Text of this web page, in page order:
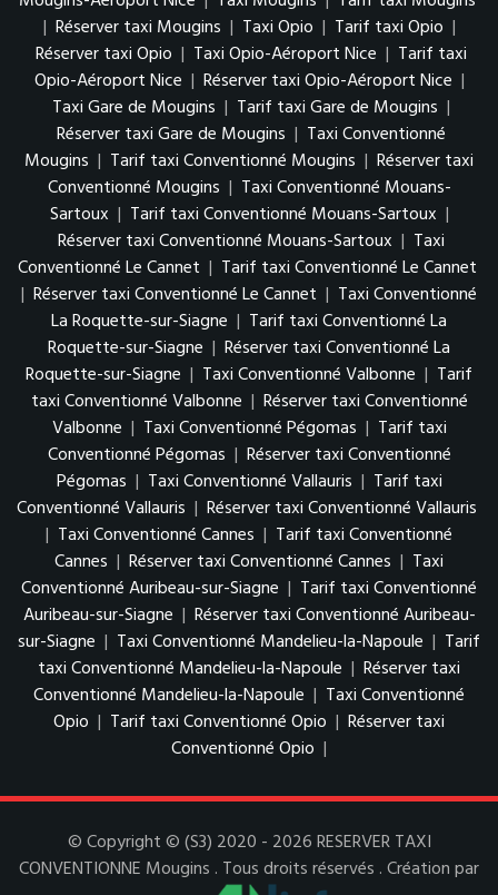
| Réserver taxi Mougins | Taxi Opio | Tarif taxi Opio |
Réserver taxi Opio | Taxi Opio-Aéroport Nice | Tarif taxi
Opio-Aéroport Nice | Réserver taxi Opio-Aéroport Nice |
Taxi Gare de Mougins | Tarif taxi Gare de Mougins |
Réserver taxi Gare de Mougins | Taxi Conventionné
Mougins | Tarif taxi Conventionné Mougins | Réserver taxi
Conventionné Mougins | Taxi Conventionné Mouans-
Sartoux | Tarif taxi Conventionné Mouans-Sartoux |
Réserver taxi Conventionné Mouans-Sartoux | Taxi
Conventionné Le Cannet | Tarif taxi Conventionné Le Cannet
| Réserver taxi Conventionné Le Cannet | Taxi Conventionné
La Roquette-sur-Siagne | Tarif taxi Conventionné La
Roquette-sur-Siagne | Réserver taxi Conventionné La
Roquette-sur-Siagne | Taxi Conventionné Valbonne | Tarif
taxi Conventionné Valbonne | Réserver taxi Conventionné
Valbonne | Taxi Conventionné Pégomas | Tarif taxi
Conventionné Pégomas | Réserver taxi Conventionné
Pégomas | Taxi Conventionné Vallauris | Tarif taxi
Conventionné Vallauris | Réserver taxi Conventionné Vallauris
| Taxi Conventionné Cannes | Tarif taxi Conventionné
Cannes | Réserver taxi Conventionné Cannes | Taxi
Conventionné Auribeau-sur-Siagne | Tarif taxi Conventionné
Auribeau-sur-Siagne | Réserver taxi Conventionné Auribeau-
sur-Siagne | Taxi Conventionné Mandelieu-la-Napoule | Tarif
taxi Conventionné Mandelieu-la-Napoule | Réserver taxi
Conventionné Mandelieu-la-Napoule | Taxi Conventionné
Opio | Tarif taxi Conventionné Opio | Réserver taxi
Conventionné Opio |
© Copyright © (S3) 2020 - 2026 RESERVER TAXI
CONVENTIONNE Mougins . Tous droits réservés . Création par